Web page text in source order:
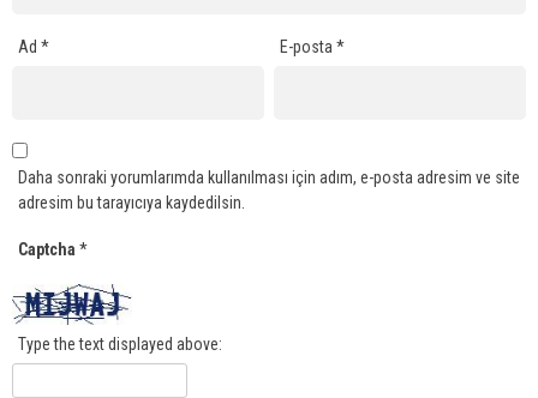
Ad * E-posta*
Daha sonraki yorumlarımda kullanılması için adım, e-posta adresim ve site
adresim bu tarayıcıya kaydedilsin.
Captcha *
Type the text displayed above: